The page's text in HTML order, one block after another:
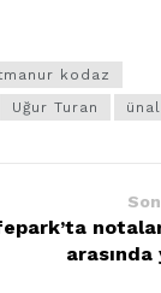
kodaz
Uğur Turan
arasında